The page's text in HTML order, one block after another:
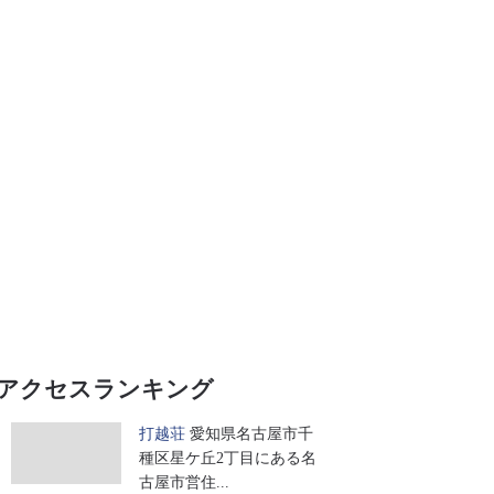
クセスランキング
打越荘 愛知県名古屋市千
種区星ケ丘2丁目にある名
古屋市営住...